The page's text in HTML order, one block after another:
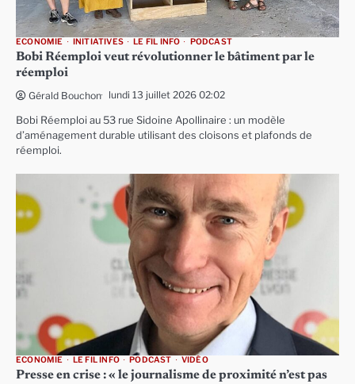
ECONOMIE INITIATIVES LE FIL INFO PODCAST
Bobi Réemploi veut révolutionner le bâtiment par le
réemploi
Gérald Bouchon lundi 13 juillet 2026 02:02
Bobi Réemploi au 53 rue Sidoine Apollinaire : un modèle
d’aménagement durable utilisant des cloisons et plafonds de
réemploi.
ECONOMIE LE FIL INFO PODCAST VIDÉO
Presse en crise : « le journalisme de proximité n’est pas